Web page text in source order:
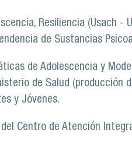
Resiliencia (Usach -
de Sustancias
de Adolescencia y
de Salud
y Jóvenes.
Centro de Atención